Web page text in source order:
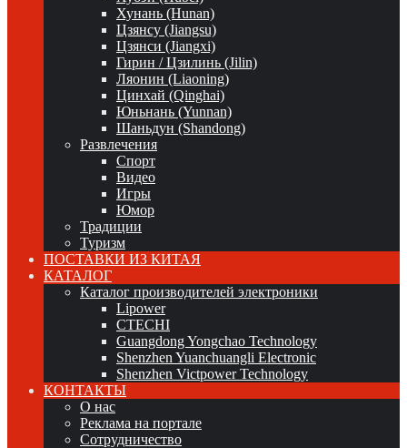
Хунань (Hunan)
Цзянсу (Jiangsu)
Цзянси (Jiangxi)
Гирин / Цзилинь (Jilin)
Ляонин (Liaoning)
Цинхай (Qinghai)
Юньнань (Yunnan)
Шаньдун (Shandong)
Развлечения
Спорт
Видео
Игры
Юмор
Традиции
Туризм
ПОСТАВКИ ИЗ КИТАЯ
КАТАЛОГ
Каталог производителей электроники
Lipower
CTECHI
Guangdong Yongchao Technology
Shenzhen Yuanchuangli Electronic
Shenzhen Victpower Technology
КОНТАКТЫ
О нас
Реклама на портале
Сотрудничество